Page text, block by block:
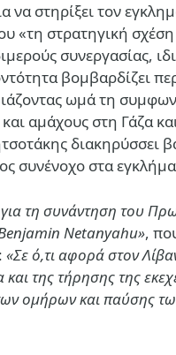
να στηρίξει τον
«τη στρατηγική
συνεργασίας,
βομβαρδίζει
ωμά τη
αμάχους στη Γάζα
διακηρύσσει
συνένοχο στα
τη συνάντηση του
Netanyahu»,
«Σε ό,τι αφορά στον
της τήρησης της
ομήρων και παύσης